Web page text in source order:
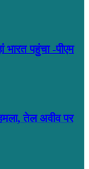
भारत पहुंचा -पीएम
तेल अवीव पर